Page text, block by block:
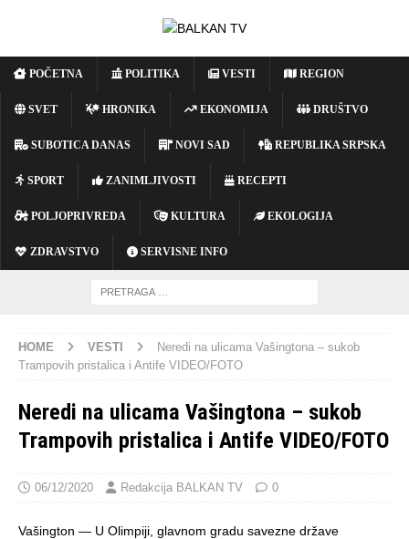
POČETNA POLITIKA VESTI REGION
SVET HRONIKA EKONOMIJA DRUŠTVO
SUBOTICA DANAS NOVI SAD REPUBLIKA SRPSKA
SPORT ZANIMLJIVOSTI RECEPTI
POLJOPRIVREDA KULTURA EKOLOGIJA
ZDRAVSTVO SERVISNE INFO
HOME VESTI
Neredi na ulicama Vašingtona – sukob
Trampovih pristalica i Antife VIDEO/FOTO
Neredi na ulicama Vašingtona – sukob
Trampovih pristalica i Antife VIDEO/FOTO
06/12/2020 Redakcija BALKAN TV 0
Vašington — U Olimpiji, glavnom gradu savezne države